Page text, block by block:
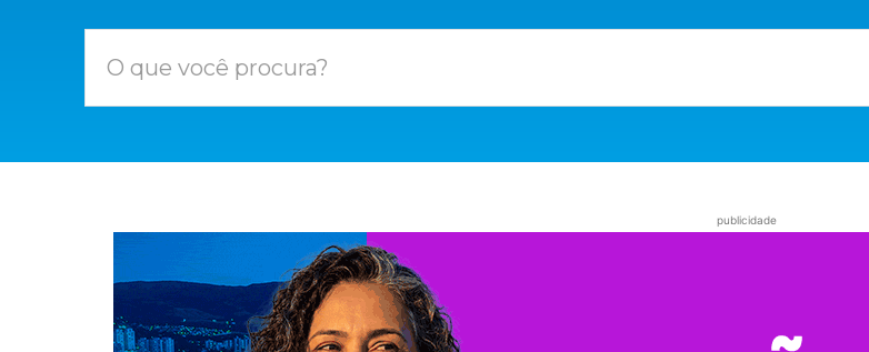
O que você procura?
publicidade